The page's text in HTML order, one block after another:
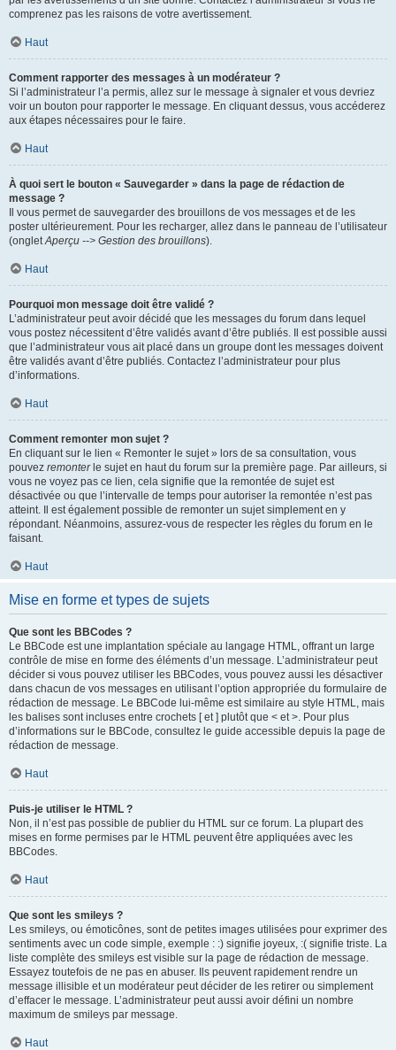
comprenez pas les raisons de votre avertissement.
Haut
Comment rapporter des messages à un modérateur ?
Si l’administrateur l’a permis, allez sur le message à signaler et vous devriez
voir un bouton pour rapporter le message. En cliquant dessus, vous accéderez
aux étapes nécessaires pour le faire.
Haut
À quoi sert le bouton « Sauvegarder » dans la page de rédaction de
message ?
Il vous permet de sauvegarder des brouillons de vos messages et de les
poster ultérieurement. Pour les recharger, allez dans le panneau de l’utilisateur
(ongletAperçu --> Gestion des brouillons).
Haut
Pourquoi mon message doit être validé ?
L’administrateur peut avoir décidé que les messages du forum dans lequel
vous postez nécessitent d’être validés avant d’être publiés. Il est possible aussi
que l’administrateur vous ait placé dans un groupe dont les messages doivent
être validés avant d’être publiés. Contactez l’administrateur pour plus
d’informations.
Haut
Comment remonter mon sujet ?
En cliquant sur le lien « Remonter le sujet » lors de sa consultation, vous
pouvez remonterle sujet en haut du forum sur la première page. Par ailleurs, si
vous ne voyez pas ce lien, cela signifie que la remontée de sujet est
désactivée ou que l’intervalle de temps pour autoriser la remontée n’est pas
atteint. Il est également possible de remonter un sujet simplement en y
répondant. Néanmoins, assurez-vous de respecter les règles du forum en le
faisant.
Haut
Mise en forme et types de sujets
Que sont les BBCodes ?
Le BBCode est une implantation spéciale au langage HTML, offrant un large
contrôle de mise en forme des éléments d’un message. L’administrateur peut
décider si vous pouvez utiliser les BBCodes, vous pouvez aussi les désactiver
dans chacun de vos messages en utilisant l’option appropriée du formulaire de
rédaction de message. Le BBCode lui-même est similaire au style HTML, mais
les balises sont incluses entre crochets [ et ] plutôt que < et >. Pour plus
d’informations sur le BBCode, consultez le guide accessible depuis la page de
rédaction de message.
Haut
Puis-je utiliser le HTML ?
Non, il n’est pas possible de publier du HTML sur ce forum. La plupart des
mises en forme permises par le HTML peuvent être appliquées avec les
BBCodes.
Haut
Que sont les smileys ?
Les smileys, ou émoticônes, sont de petites images utilisées pour exprimer des
sentiments avec un code simple, exemple : :) signifie joyeux, :( signifie triste. La
liste complète des smileys est visible sur la page de rédaction de message.
Essayez toutefois de ne pas en abuser. Ils peuvent rapidement rendre un
message illisible et un modérateur peut décider de les retirer ou simplement
d’effacer le message. L’administrateur peut aussi avoir défini un nombre
maximum de smileys par message.
Haut